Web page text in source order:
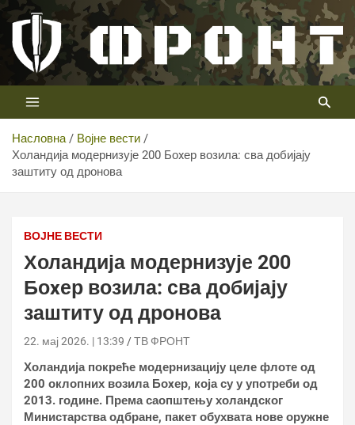
Скип
цонтент
Телевизија ФРОНТ
Први војни канал у Србији
Насловна
Војне вести
Холандија модернизује 200 Боxер возила: сва добијају
заштиту од дронова
ВОЈНЕ ВЕСТИ
Холандија модернизује 200
Боxер возила: сва добијају
заштиту од дронова
22. мај 2026. | 13:39 ТВ ФРОНТ
Холандија покреће модернизацију целе флоте од
200 оклопних возила Боxер, која су у употреби од
2013. године. Према саопштењу холандског
Министарства одбране, пакет обухвата нове оружне